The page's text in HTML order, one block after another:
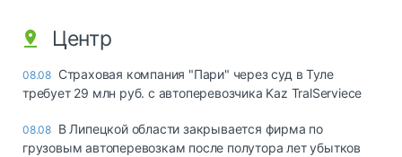
Центр
08.08 Страховая компания "Пари" через суд в Туле
требует 29 млн руб. с автоперевозчика Kaz TralServiece
08.08 В Липецкой области закрывается фирма по
грузовым автоперевозкам после полутора лет убытков